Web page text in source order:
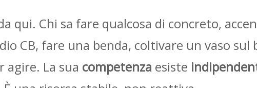
qui. Chi sa fare qualcosa di concreto,
CB, fare una benda, coltivare un vaso sul
agire. La sua competenza esiste